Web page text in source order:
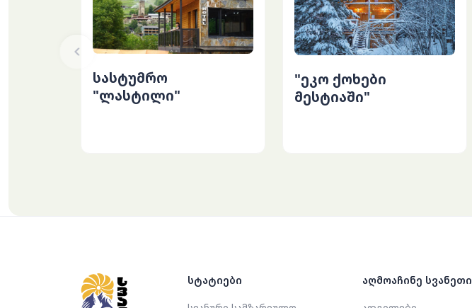
სასტუმრო
"ლასტილი"
"ეკო ქოხები
მესტიაში"
სტატიები აღმოაჩინე სვანეთი